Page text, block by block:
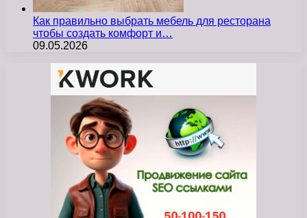
Как правильно выбрать мебель для ресторана
чтобы создать комфорт и…
09.05.2026